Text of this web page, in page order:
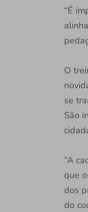
“É
O
se
São
“A
que
dos
do